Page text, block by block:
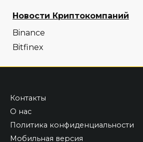
Новости Криптокомпаний
Binance
Bitfinex
Контакты
О нас
Политика конфиденциальности
Мобильная версия